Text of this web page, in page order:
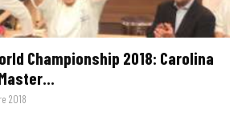
Championship 2018: Carolina
2018